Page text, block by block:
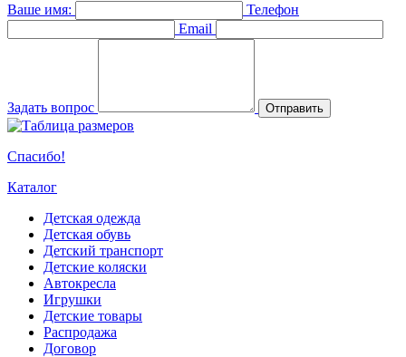
Ваше имя:
Телефон
Email
Задать вопрос Отправить
Спасибо!
Каталог
Детская одежда
Детская обувь
Детский транспорт
Детские коляски
Автокресла
Игрушки
Детские товары
Распродажа
Договор